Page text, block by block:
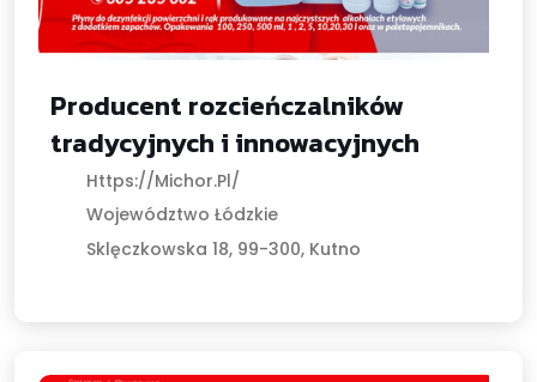
Producent rozcieńczalników
tradycyjnych i innowacyjnych
Https://michor.pl/
Województwo Łódzkie
Sklęczkowska 18, 99-300, Kutno